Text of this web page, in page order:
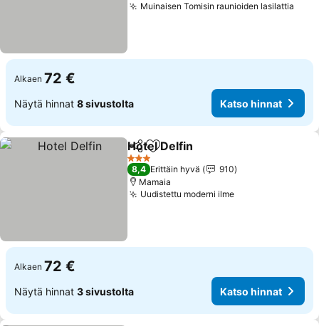
Muinaisen Tomisin raunioiden lasilattia
Alkaen 72 €
Näytä hinnat 8 sivustolta Katso hinnat
Jaa Lisää suosikkeihin
Hotel Delfin
3 Tähtiluokitus
8,4 Erittäin hyvä
910
Mamaia
Uudistettu moderni ilme
Alkaen 72 €
Näytä hinnat 3 sivustolta Katso hinnat